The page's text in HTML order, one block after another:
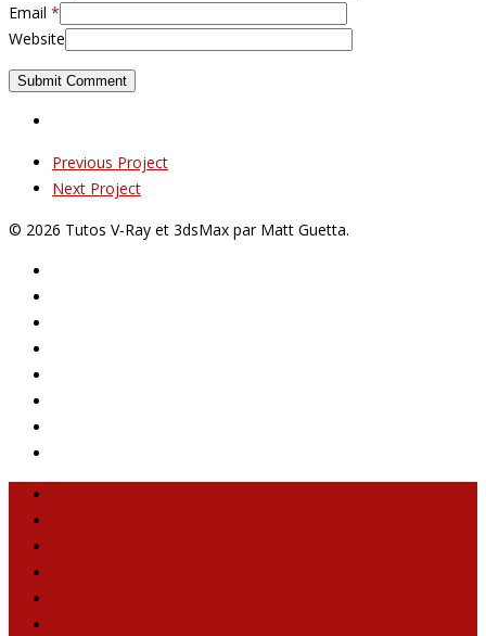
Email *
Website
Previous Project
Next Project
© 2026 Tutos V-Ray et 3dsMax par Matt Guetta.